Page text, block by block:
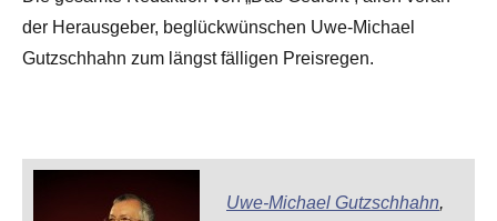
der Herausgeber, beglückwünschen Uwe-Michael
Gutzschhahn zum längst fälligen Preisregen.
Uwe-Michael Gutzschhahn,